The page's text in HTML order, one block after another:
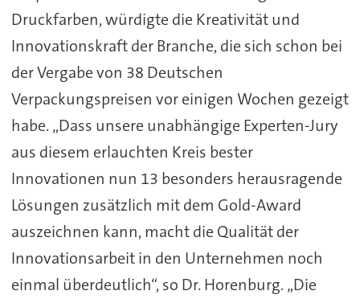
Druckfarben, würdigte die Kreativität und
Innovationskraft der Branche, die sich schon bei
der Vergabe von 38 Deutschen
Verpackungspreisen vor einigen Wochen gezeigt
habe. „Dass unsere unabhängige Experten-Jury
aus diesem erlauchten Kreis bester
Innovationen nun 13 besonders herausragende
Lösungen zusätzlich mit dem Gold-Award
auszeichnen kann, macht die Qualität der
Innovationsarbeit in den Unternehmen noch
einmal überdeutlich“, so Dr. Horenburg. „Die